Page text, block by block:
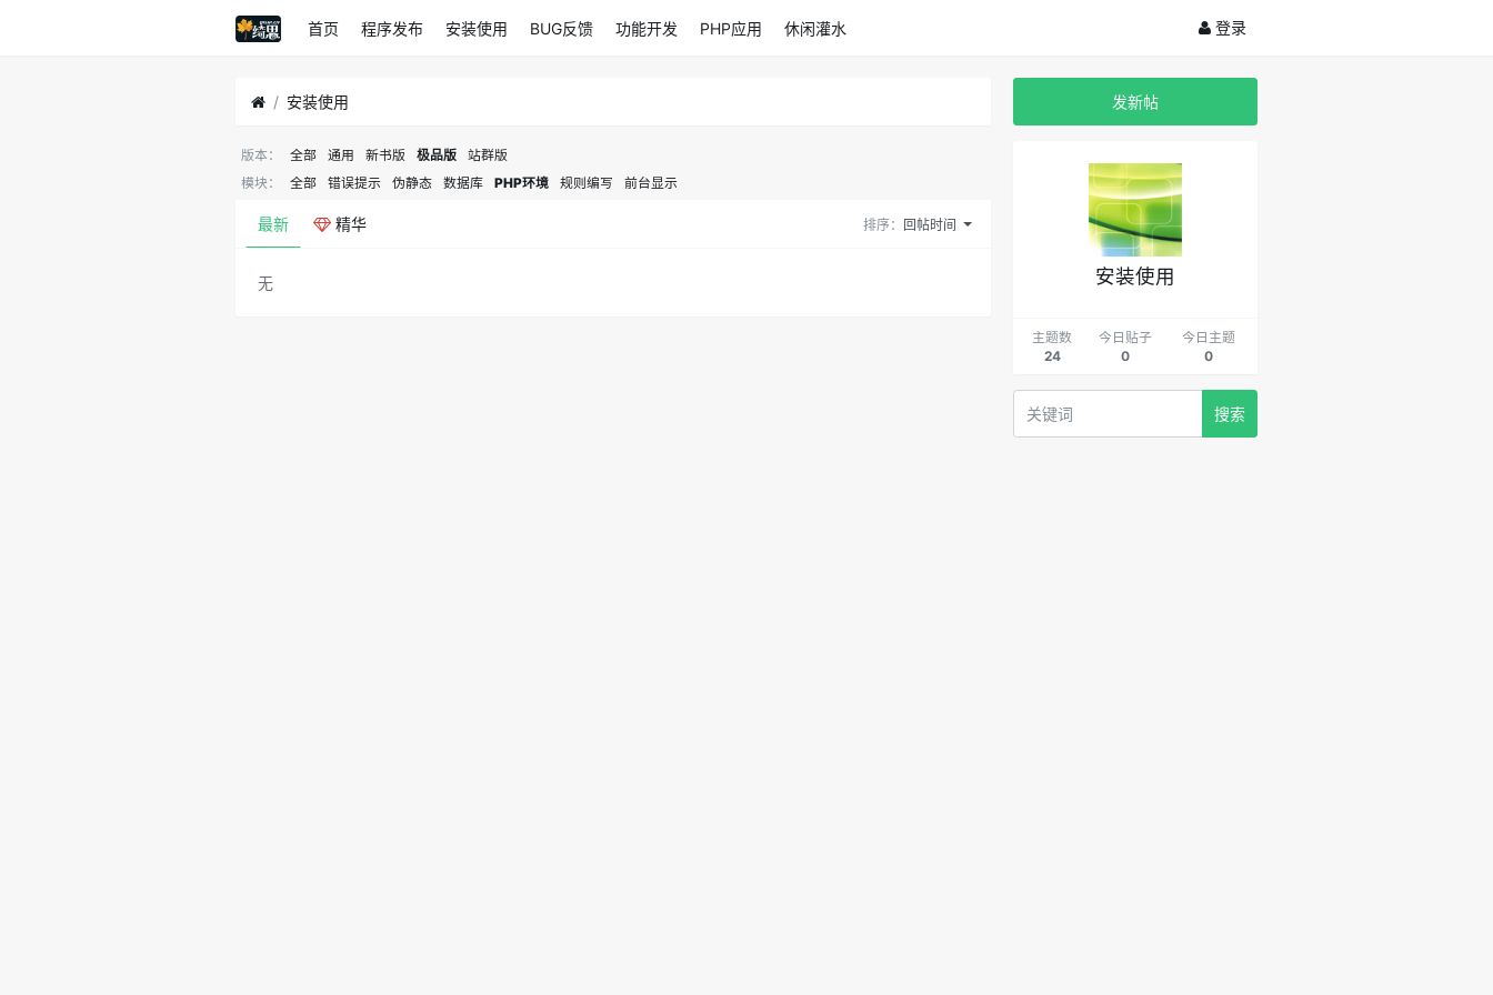
首页 程序发布 安装使用 BUG反馈 功能开发 PHP应用 休闲灌水 登录
安装使用
版本： 全部 通用 新书版 极品版
站群版
模块：
全部 错误提示 伪静态 数据库 PHP环境 规则编写 前台显示
最新 精华 排序： 回帖时间
无
发新帖
安装使用
主题数
24
今日贴子
0
今日主题
0
搜索